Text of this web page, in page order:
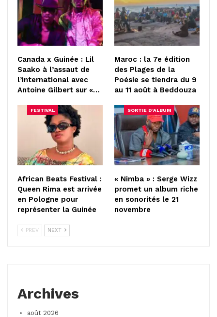
Canada x Guinée : Lil
Saako à l’assaut de
l’international avec
Antoine Gilbert sur «…
Maroc : la 7e édition
des Plages de la
Poésie se tiendra du 9
au 11 août à Beddouza
FESTIVAL
African Beats Festival :
Queen Rima est arrivée
en Pologne pour
représenter la Guinée
SORTIE D'ALBUM
« Nimba » : Serge Wizz
promet un album riche
en sonorités le 21
novembre
PREV NEXT
Archives
août 2026